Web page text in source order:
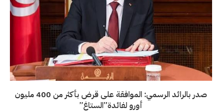
صدر بالرائد الرسمي: الموافقة على قرض بأكثر من 400 مليون
أورو لفائدة”الستاغ”